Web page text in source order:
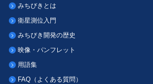
みちびきとは
衛星測位入門
みちびき開発の歴史
映像・パンフレット
用語集
FAQ（よくある質問）